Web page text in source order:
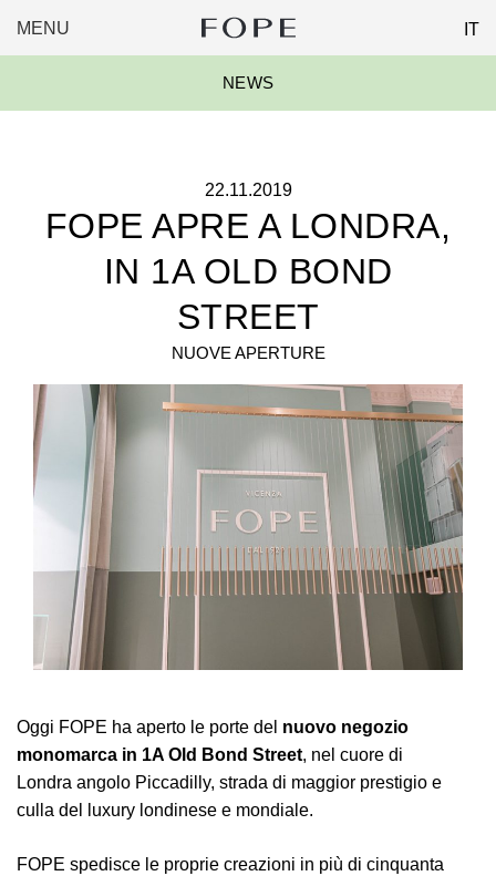
MENU
FOPE
GROUP
IT
NEWS
22.11.2019
FOPE APRE A LONDRA,
IN 1A OLD BOND
STREET
NUOVE APERTURE
Oggi FOPE ha aperto le porte del nuovo negozio
monomarca in 1A Old Bond Street, nel cuore di
Londra angolo Piccadilly, strada di maggior prestigio e
culla del luxury londinese e mondiale.
FOPE spedisce le proprie creazioni in più di cinquanta